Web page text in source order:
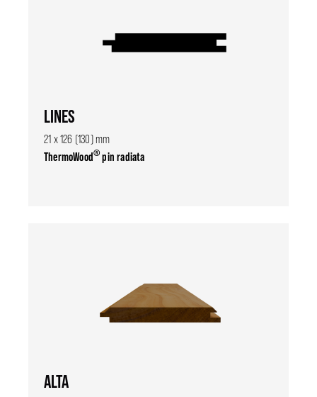
LINES
21 x 126 (130) mm
ThermoWood®pin radiata
ALTA